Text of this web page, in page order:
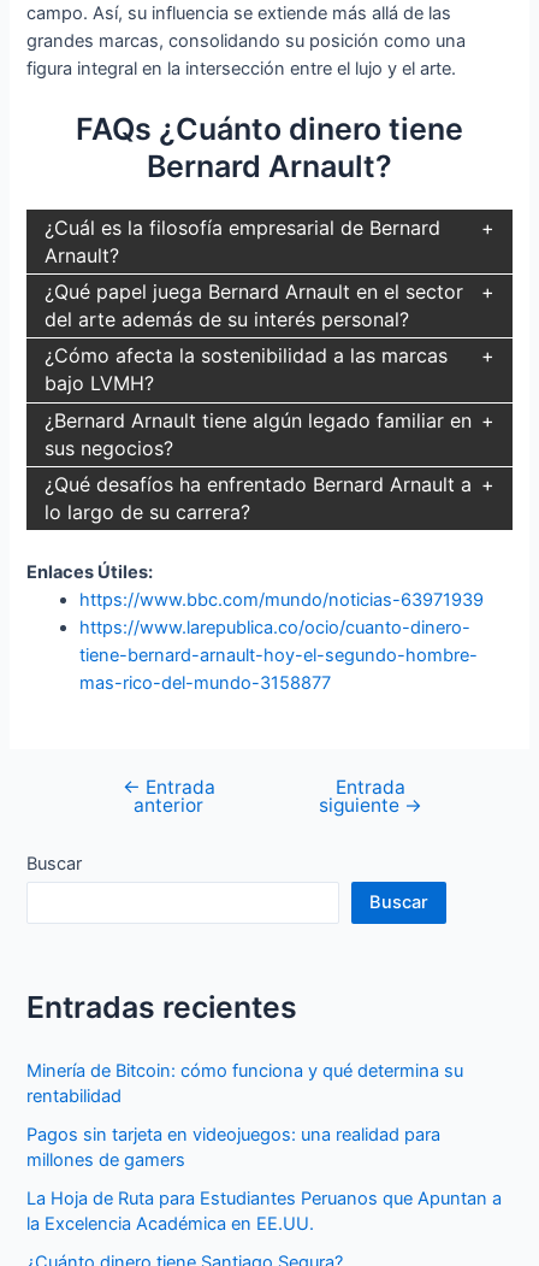
campo. Así, su influencia se extiende más allá de las
grandes marcas, consolidando su posición como una
figura integral en la intersección entre el lujo y el arte.
FAQs ¿Cuánto dinero tiene
Bernard Arnault?
¿Cuál es la filosofía empresarial de Bernard
Arnault?
¿Qué papel juega Bernard Arnault en el sector
del arte además de su interés personal?
¿Cómo afecta la sostenibilidad a las marcas
bajo LVMH?
¿Bernard Arnault tiene algún legado familiar en
sus negocios?
¿Qué desafíos ha enfrentado Bernard Arnault a
lo largo de su carrera?
Enlaces Útiles:
https://www.bbc.com/mundo/noticias-63971939
https://www.larepublica.co/ocio/cuanto-dinero-
tiene-bernard-arnault-hoy-el-segundo-hombre-
mas-rico-del-mundo-3158877
Navegación
← Entrada
anterior
Entrada
siguiente →
Buscar
Buscar
Entradas recientes
Minería de Bitcoin: cómo funciona y qué determina su
rentabilidad
Pagos sin tarjeta en videojuegos: una realidad para
millones de gamers
La Hoja de Ruta para Estudiantes Peruanos que Apuntan a
la Excelencia Académica en EE.UU.